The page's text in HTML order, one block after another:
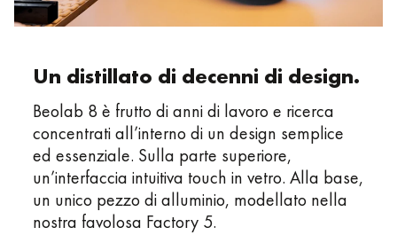
Un distillato di decenni di design.
Beolab 8 è frutto di anni di lavoro e ricerca
concentrati all’interno di un design semplice
ed essenziale. Sulla parte superiore,
un’interfaccia intuitiva touch in vetro. Alla base,
un unico pezzo di alluminio, modellato nella
nostra favolosa Factory 5.